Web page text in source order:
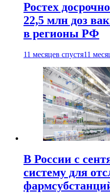
Ростех
22,5 млн доз
в регионы РФ
11 месяцев спустя11
В России с
систему для